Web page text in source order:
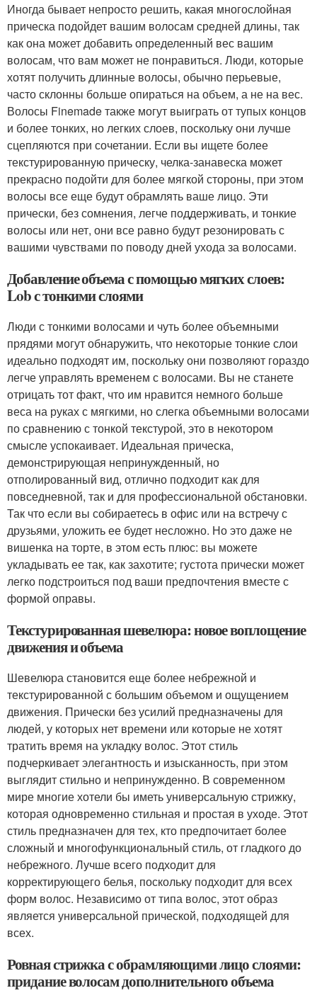
Иногда бывает непросто решить, какая многослойная
прическа подойдет вашим волосам средней длины, так
как она может добавить определенный вес вашим
волосам, что вам может не понравиться. Люди, которые
хотят получить длинные волосы, обычно перьевые,
часто склонны больше опираться на объем, а не на вес.
Волосы Finemade также могут выиграть от тупых концов
и более тонких, но легких слоев, поскольку они лучше
сцепляются при сочетании. Если вы ищете более
текстурированную прическу, челка-занавеска может
прекрасно подойти для более мягкой стороны, при этом
волосы все еще будут обрамлять ваше лицо. Эти
прически, без сомнения, легче поддерживать, и тонкие
волосы или нет, они все равно будут резонировать с
вашими чувствами по поводу дней ухода за волосами.
Добавление объема с помощью мягких слоев:
Lob с тонкими слоями
Люди с тонкими волосами и чуть более объемными
прядями могут обнаружить, что некоторые тонкие слои
идеально подходят им, поскольку они позволяют гораздо
легче управлять временем с волосами. Вы не станете
отрицать тот факт, что им нравится немного больше
веса на руках с мягкими, но слегка объемными волосами
по сравнению с тонкой текстурой, это в некотором
смысле успокаивает. Идеальная прическа,
демонстрирующая непринужденный, но
отполированный вид, отлично подходит как для
повседневной, так и для профессиональной обстановки.
Так что если вы собираетесь в офис или на встречу с
друзьями, уложить ее будет несложно. Но это даже не
вишенка на торте, в этом есть плюс: вы можете
укладывать ее так, как захотите; густота прически может
легко подстроиться под ваши предпочтения вместе с
формой оправы.
Текстурированная шевелюра: новое воплощение
движения и объема
Шевелюра становится еще более небрежной и
текстурированной с большим объемом и ощущением
движения. Прически без усилий предназначены для
людей, у которых нет времени или которые не хотят
тратить время на укладку волос. Этот стиль
подчеркивает элегантность и изысканность, при этом
выглядит стильно и непринужденно. В современном
мире многие хотели бы иметь универсальную стрижку,
которая одновременно стильная и простая в уходе. Этот
стиль предназначен для тех, кто предпочитает более
сложный и многофункциональный стиль, от гладкого до
небрежного. Лучше всего подходит для
корректирующего белья, поскольку подходит для всех
форм волос. Независимо от типа волос, этот образ
является универсальной прической, подходящей для
всех.
Ровная стрижка с обрамляющими лицо слоями:
придание волосам дополнительного объема